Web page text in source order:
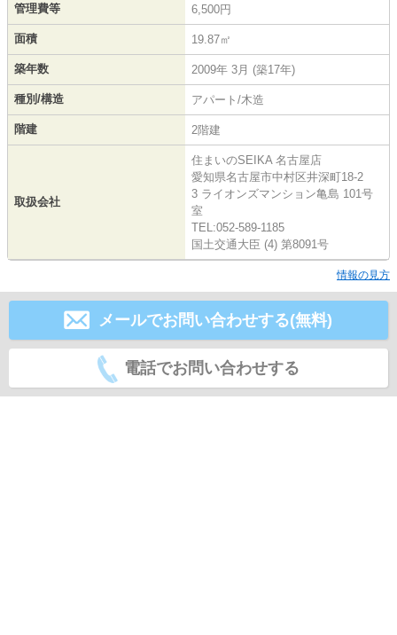
管理費等 6,500円
面積 19.87㎡
築年数 2009年 3月 (築17年)
種別/構造 アパート/木造
階建 2階建
取扱会社
住まいのSEIKA 名古屋店
愛知県名古屋市中村区井深町18-2
3 ライオンズマンション亀島 101号
室
TEL:052-589-1185
国土交通大臣 (4) 第8091号
情報の見方
メールでお問い合わせする(無料)
電話でお問い合わせする